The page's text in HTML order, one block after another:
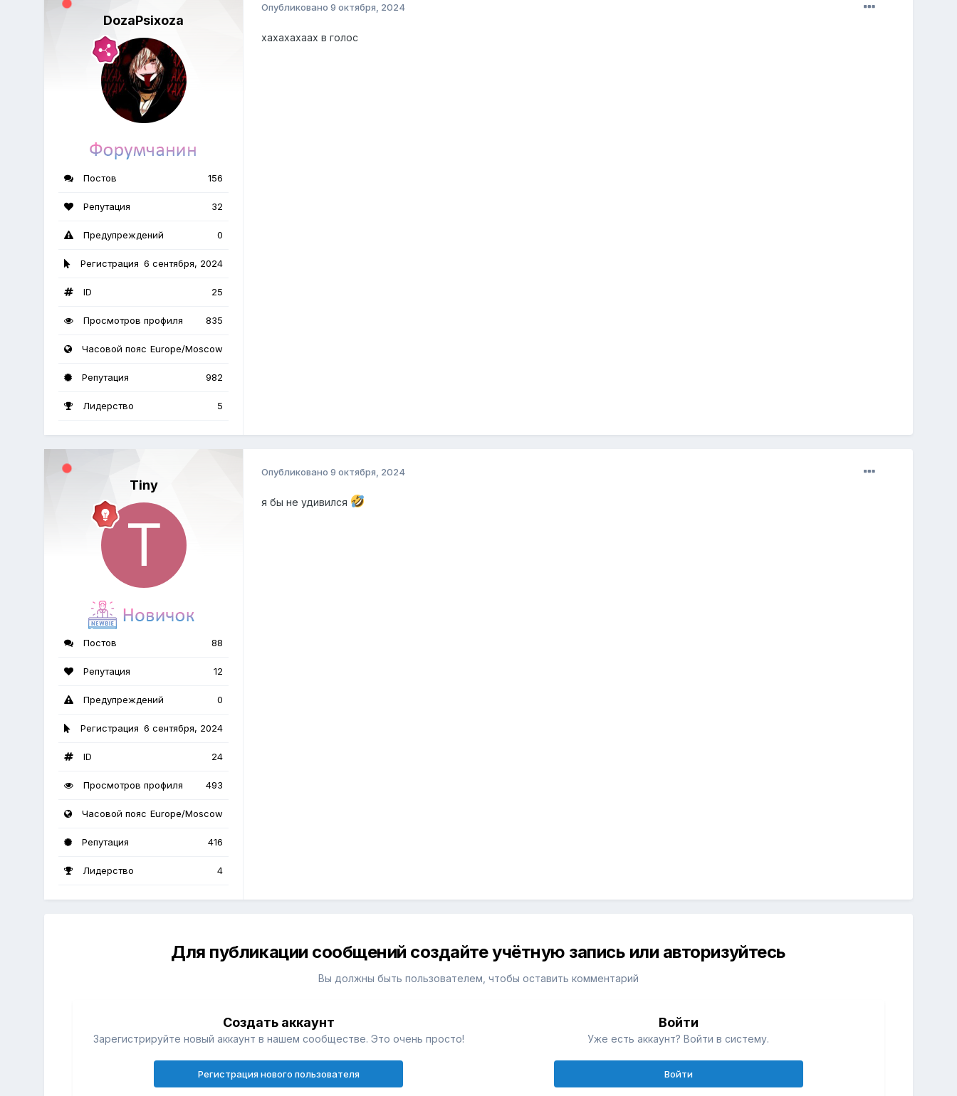
DozaPsixoza
Постов 156
Репутация 32
Предупреждений 0
Регистрация 6 сентября, 2024
ID 25
Просмотров профиля 835
Часовой пояс Europe/Moscow
Репутация 982
Лидерство 5
Опубликовано9 октября, 2024
хахахахаах в голос
Tiny
Постов 88
Репутация 12
Предупреждений 0
Регистрация 6 сентября, 2024
ID 24
Просмотров профиля 493
Часовой пояс Europe/Moscow
Репутация 416
Лидерство 4
Опубликовано9 октября, 2024
я бы не удивился
Для публикации сообщений создайте учётную запись или авторизуйтесь
Вы должны быть пользователем, чтобы оставить комментарий
Создать аккаунт
Зарегистрируйте новый аккаунт в нашем сообществе. Это очень просто!
Регистрация нового пользователя
Войти
Уже есть аккаунт? Войти в систему.
Войти